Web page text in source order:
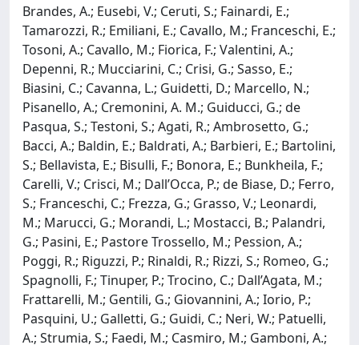
Brandes, A.; Eusebi, V.; Ceruti, S.; Fainardi, E.;
Tamarozzi, R.; Emiliani, E.; Cavallo, M.; Franceschi, E.;
Tosoni, A.; Cavallo, M.; Fiorica, F.; Valentini, A.;
Depenni, R.; Mucciarini, C.; Crisi, G.; Sasso, E.;
Biasini, C.; Cavanna, L.; Guidetti, D.; Marcello, N.;
Pisanello, A.; Cremonini, A. M.; Guiducci, G.; de
Pasqua, S.; Testoni, S.; Agati, R.; Ambrosetto, G.;
Bacci, A.; Baldin, E.; Baldrati, A.; Barbieri, E.; Bartolini,
S.; Bellavista, E.; Bisulli, F.; Bonora, E.; Bunkheila, F.;
Carelli, V.; Crisci, M.; Dall’Occa, P.; de Biase, D.; Ferro,
S.; Franceschi, C.; Frezza, G.; Grasso, V.; Leonardi,
M.; Marucci, G.; Morandi, L.; Mostacci, B.; Palandri,
G.; Pasini, E.; Pastore Trossello, M.; Pession, A.;
Poggi, R.; Riguzzi, P.; Rinaldi, R.; Rizzi, S.; Romeo, G.;
Spagnolli, F.; Tinuper, P.; Trocino, C.; Dall’Agata, M.;
Frattarelli, M.; Gentili, G.; Giovannini, A.; Iorio, P.;
Pasquini, U.; Galletti, G.; Guidi, C.; Neri, W.; Patuelli,
A.; Strumia, S.; Faedi, M.; Casmiro, M.; Gamboni, A.;